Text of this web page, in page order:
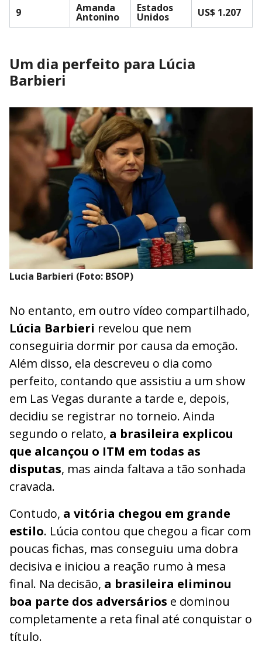
9 Amanda
Antonino
Estados
Unidos US$ 1.207
Um dia perfeito para Lúcia
Barbieri
Lucia Barbieri (Foto: BSOP)
No entanto, em outro vídeo compartilhado,
Lúcia Barbieri revelou que nem
conseguiria dormir por causa da emoção.
Além disso, ela descreveu o dia como
perfeito, contando que assistiu a um show
em Las Vegas durante a tarde e, depois,
decidiu se registrar no torneio. Ainda
segundo o relato, a brasileira explicou
que alcançou o ITM em todas as
disputas, mas ainda faltava a tão sonhada
cravada.
Contudo, a vitória chegou em grande
estilo. Lúcia contou que chegou a ficar com
poucas fichas, mas conseguiu uma dobra
decisiva e iniciou a reação rumo à mesa
final. Na decisão, a brasileira eliminou
boa parte dos adversários e dominou
completamente a reta final até conquistar o
título.